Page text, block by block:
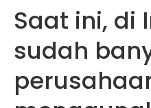
Saat ini, di
sudah